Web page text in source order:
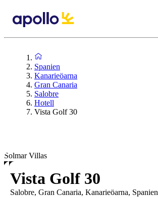
Spanien
Kanarieöarna
Gran Canaria
Salobre
Hotell
Vista Golf 30
Solmar Villas
Vista Golf 30
Salobre, Gran Canaria, Kanarieöarna, Spanien